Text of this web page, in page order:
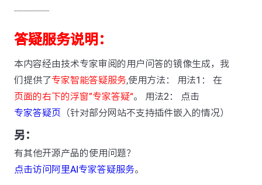
---------------
答疑服务说明：
本内容经由技术专家审阅的用户问答的镜像生成，我
们提供了专家智能答疑服务,使用方法： 用法1： 在
页面的右下的浮窗”专家答疑“。 用法2： 点击
专家答疑页 （针对部分网站不支持插件嵌入的情况）
另：
有其他开源产品的使用问题？
点击访问阿里AI专家答疑服务。